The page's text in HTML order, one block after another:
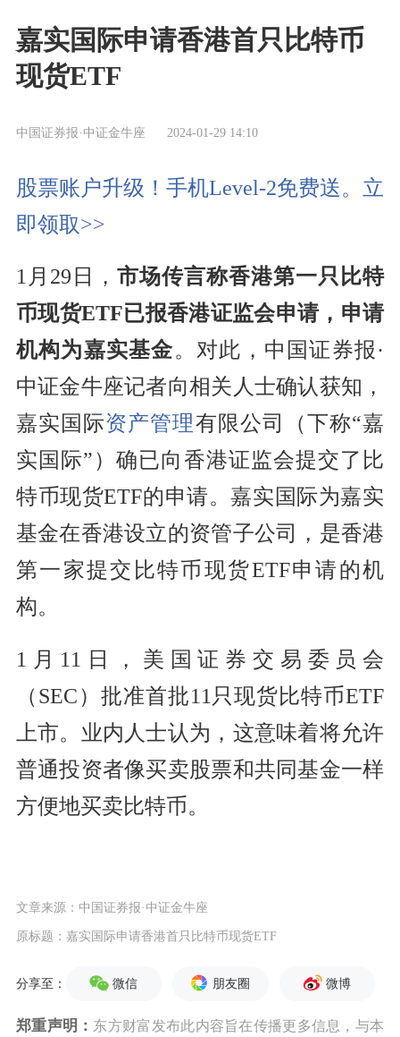
嘉实国际申请香港首只比特币
现货ETF
中国证券报·中证金牛座 2024-01-29 14:10
股票账户升级！手机Level-2免费送。立
即领取>>
1月29日， 市场传言称香港第一只比特
币现货ETF已报香港证监会申请，申请
机构为嘉实基金。对此，中国证券报·
中证金牛座记者向相关人士确认获知，
嘉实国际资产管理有限公司（下称“嘉
实国际”）确已向香港证监会提交了比
特币现货ETF的申请。嘉实国际为嘉实
基金在香港设立的资管子公司，是香港
第一家提交比特币现货ETF申请的机
构。
1月11日，美国证券交易委员会
（SEC）批准首批11只现货比特币ETF
上市。业内人士认为，这意味着将允许
普通投资者像买卖股票和共同基金一样
方便地买卖比特币。
文章来源：中国证券报·中证金牛座
原标题：嘉实国际申请香港首只比特币现货ETF
分享至： 微信 朋友圈 微博
郑重声明： 东方财富发布此内容旨在传播更多信息，与本